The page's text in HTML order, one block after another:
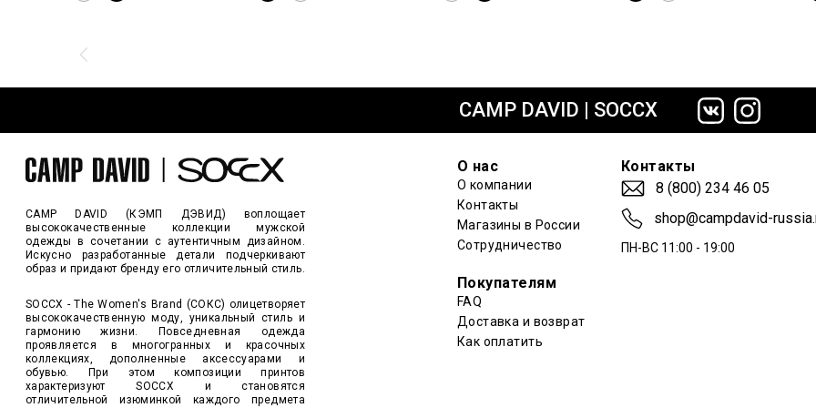
CAMP DAVID | SOCCX
CAMP DAVID (КЭМП ДЭВИД) воплощает
высококачественные коллекции мужской
одежды в сочетании с аутентичным дизайном.
Искусно разработанные детали подчеркивают
образ и придают бренду его отличительный стиль.
SOCCX - The Women's Brand (СОКС) олицетворяет
высококачественную моду, уникальный стиль и
гармонию жизни. Повседневная одежда
проявляется в многогранных и красочных
коллекциях, дополненные аксессуарами и
обувью. При этом композиции принтов
характеризуют SOCCX и становятся
отличительной изюминкой каждого предмета
О нас
О компании
Контакты
Магазины в России
Сотрудничество
Покупателям
FAQ
Доставка и возврат
Как оплатить
Контакты
8 (800) 234 46 05
shop@campdavid-
ПН-ВС 11:00 - 19:00